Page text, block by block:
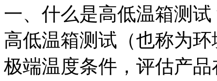
一、什么是高低温箱测试
高低温箱测试（也称为
极端温度条件，评估产